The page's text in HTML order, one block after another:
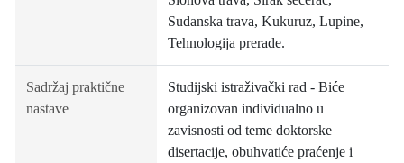
Sudanska trava, Kukuruz, Lupine,
Tehnologija prerade.
Sadržaj praktične
nastave
Studijski istraživački rad - Biće
organizovan individualno u
zavisnosti od teme doktorske
disertacije, obuhvatiće praćenje i